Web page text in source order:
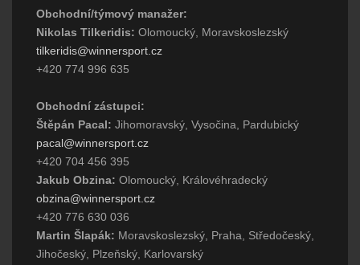
Obchodní/týmový manažer:
Nikolas Tilkeridis: Olomoucký, Moravskoslezský
tilkeridis@winnersport.cz
+420 774 996 635
Obchodní zástupci:
Štěpán Pacal: Jihomoravský, Vysočina, Pardubický
pacal@winnersport.cz
+420 704 456 395
Jakub Obzina: Olomoucký, Královéhradecký
obzina@winnersport.cz
+420 776 630 036
Martin Šlapák: Moravskoslezský, Praha, Středočeský,
Jihočeský, Plzeňský, Karlovarský